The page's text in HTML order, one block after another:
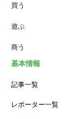
ランチ
カフェ
買う
遊ぶ
商う
基本情報
記事一覧
レポーター一覧